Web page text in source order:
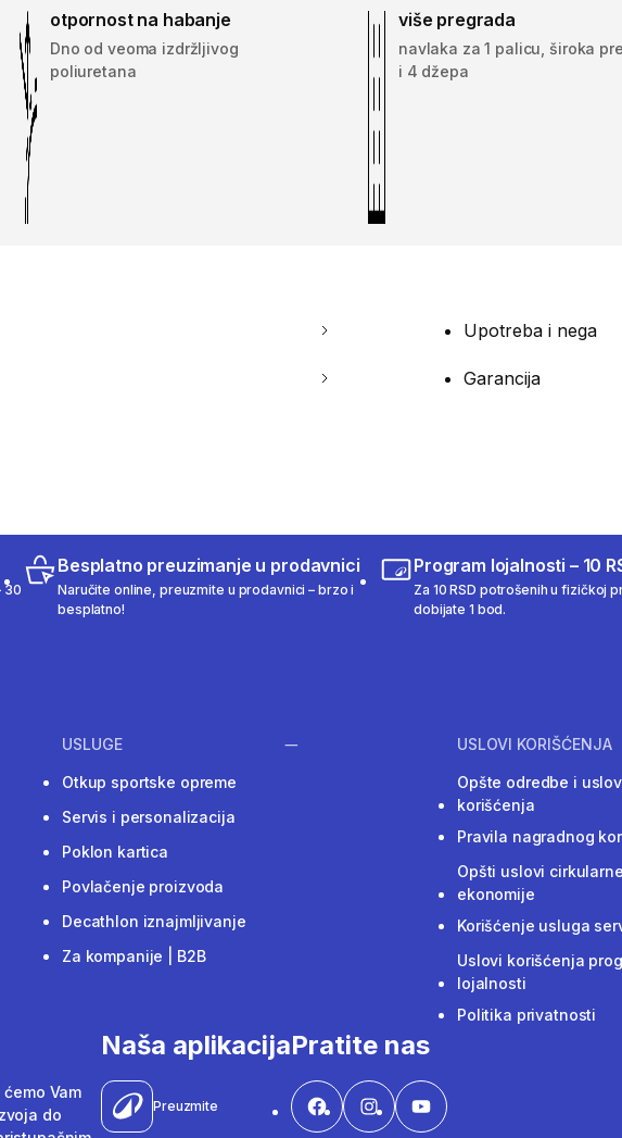
otpornost na habanje
Dno od veoma izdržljivog
poliuretana
više pregrada
navlaka za 1 palicu, široka
i 4 džepa
Upotreba i nega
Garancija
30
Besplatno preuzimanje u prodavnici
Naručite online, preuzmite u prodavnici – brzo i
besplatno!
Program lojalnosti – 10
Za 10 RSD potrošenih u fizičkoj
dobijate 1 bod.
USLUGE
Otkup sportske opreme
Servis i personalizacija
Poklon kartica
Povlačenje proizvoda
Decathlon iznajmljivanje
Za kompanije | B2B
USLOVI KORIŠĆENJA
Opšte odredbe i
korišćenja
Pravila nagradnog
Opšti uslovi cirkularne
ekonomije
Korišćenje usluga
Uslovi korišćenja
lojalnosti
Politika privatnosti
Vam
do
Naša aplikacija
Preuzmite
Pratite nas